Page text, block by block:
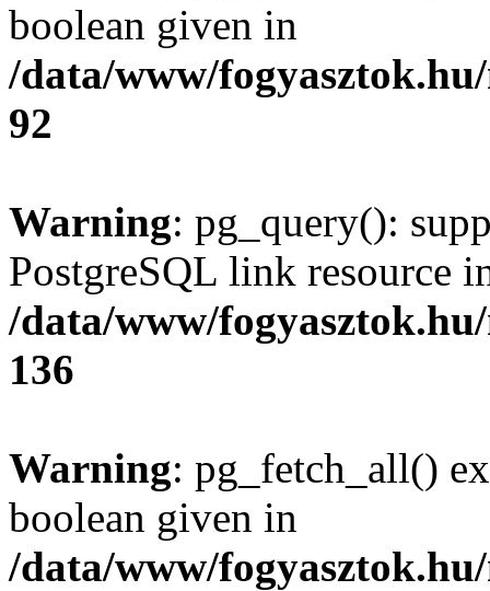
boolean given in
/data/www/
92
Warning: pg_query():
PostgreSQL link resource
/data/www/
136
Warning: pg_fetch_all()
boolean given in
/data/www/